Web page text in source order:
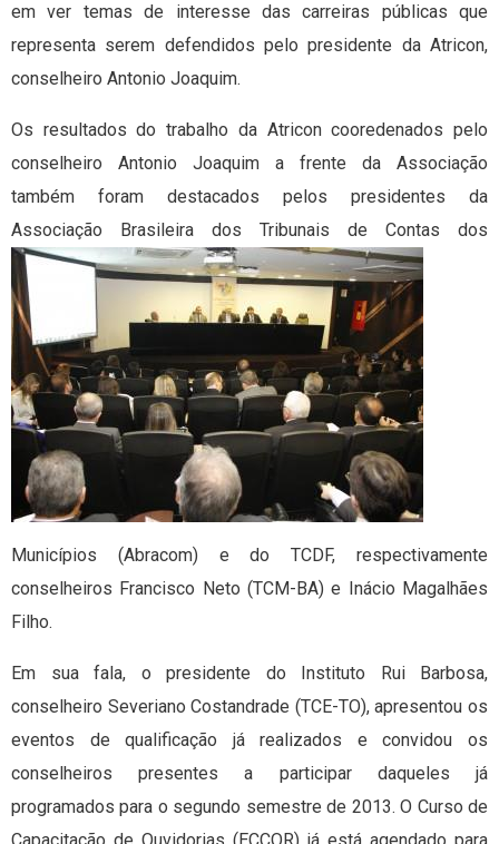
em ver temas de interesse das carreiras públicas que
representa serem defendidos pelo presidente da Atricon,
conselheiro Antonio Joaquim.
Os resultados do trabalho da Atricon cooredenados pelo
conselheiro Antonio Joaquim a frente da Associação
também foram destacados pelos presidentes da
Associação Brasileira dos Tribunais de Contas dos
Municípios (Abracom) e do TCDF, respectivamente
conselheiros Francisco Neto (TCM-BA) e Inácio Magalhães
Filho.
Em sua fala, o presidente do Instituto Rui Barbosa,
conselheiro Severiano Costandrade (TCE-TO), apresentou os
eventos de qualificação já realizados e convidou os
conselheiros presentes a participar daqueles já
programados para o segundo semestre de 2013. O Curso de